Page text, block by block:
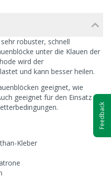
robuster, schnell
unter die Klauen der
wird der
und kann besser heilen.
geeignet, wie
geeignet für den Einsatz im
Kleber
Feedback